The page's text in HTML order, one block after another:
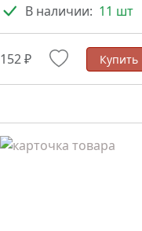
В наличии: 11 шт
152 ₽ Купить